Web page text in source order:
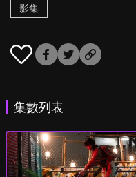
影集
集數列表